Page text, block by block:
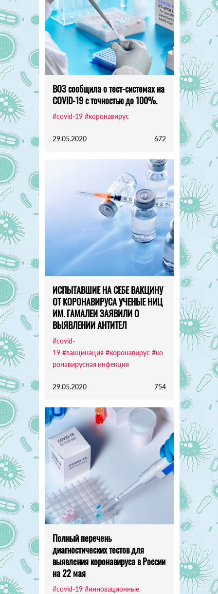
ВОЗ сообщила о тест-системах на
COVID-19 с точностью до 100%.
#covid-19 #коронавирус
29.05.2020 672
ИСПЫТАВШИЕ НА СЕБЕ ВАКЦИНУ
ОТ КОРОНАВИРУСА УЧЕНЫЕ НИЦ
ИМ. ГАМАЛЕИ ЗАЯВИЛИ О
ВЫЯВЛЕНИИ АНТИТЕЛ
#covid-
19 #вакцинация #коронавирус #ко
ронавирусная инфекция
29.05.2020 754
Полный перечень
диагностических тестов для
выявления коронавируса в России
на 22 мая
#covid-19 #инновационные